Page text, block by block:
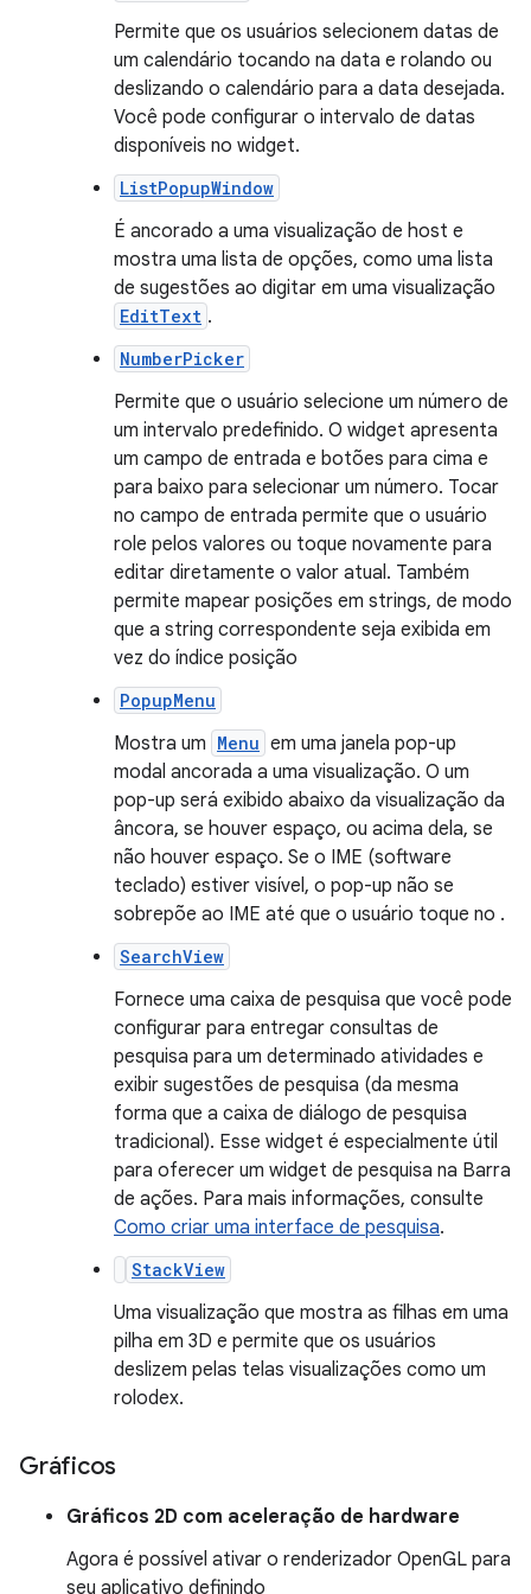
Permite que os usuários selecionem datas de
um calendário tocando na data e rolando ou
deslizando o calendário para a data desejada.
Você pode configurar o intervalo de datas
disponíveis no widget.
ListPopupWindow
É ancorado a uma visualização de host e
mostra uma lista de opções, como uma lista
de sugestões ao digitar em uma visualização
EditText .
NumberPicker
Permite que o usuário selecione um número de
um intervalo predefinido. O widget apresenta
um campo de entrada e botões para cima e
para baixo para selecionar um número. Tocar
no campo de entrada permite que o usuário
role pelos valores ou toque novamente para
editar diretamente o valor atual. Também
permite mapear posições em strings, de modo
que a string correspondente seja exibida em
vez do índice posição
PopupMenu
Mostra um Menu em uma janela pop-up
modal ancorada a uma visualização. O um
pop-up será exibido abaixo da visualização da
âncora, se houver espaço, ou acima dela, se
não houver espaço. Se o IME (software
teclado) estiver visível, o pop-up não se
sobrepõe ao IME até que o usuário toque no .
SearchView
Fornece uma caixa de pesquisa que você pode
configurar para entregar consultas de
pesquisa para um determinado atividades e
exibir sugestões de pesquisa (da mesma
forma que a caixa de diálogo de pesquisa
tradicional). Esse widget é especialmente útil
para oferecer um widget de pesquisa na Barra
de ações. Para mais informações, consulte
Como criar uma interface de pesquisa.
StackView
Uma visualização que mostra as filhas em uma
pilha em 3D e permite que os usuários
deslizem pelas telas visualizações como um
rolodex.
Gráficos
Gráficos 2D com aceleração de hardware
Agora é possível ativar o renderizador OpenGL para
seu aplicativo definindo